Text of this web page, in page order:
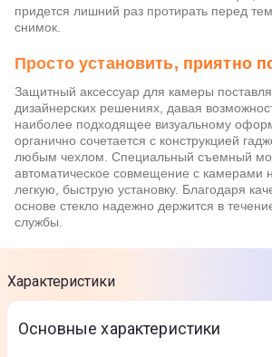
придется лишний раз протирать перед
снимок.
Просто установить, приятно
Защитный аксессуар для камеры
дизайнерских решениях, давая
наиболее подходящее визуальному
органично сочетается с конструкцией
любым чехлом. Специальный съемный
автоматическое совмещение с камерами
легкую, быструю установку. Благодаря
основе стекло надежно держится в
службы.
Характеристики
Основные характеристики